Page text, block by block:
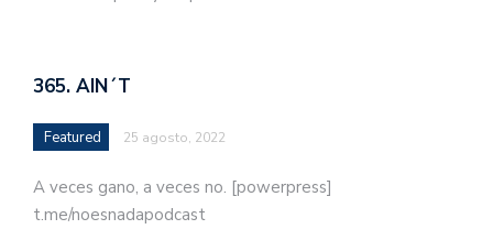
365. AIN´T
Featured 25 agosto, 2022
A veces gano, a veces no. [powerpress]
t.me/noesnadapodcast